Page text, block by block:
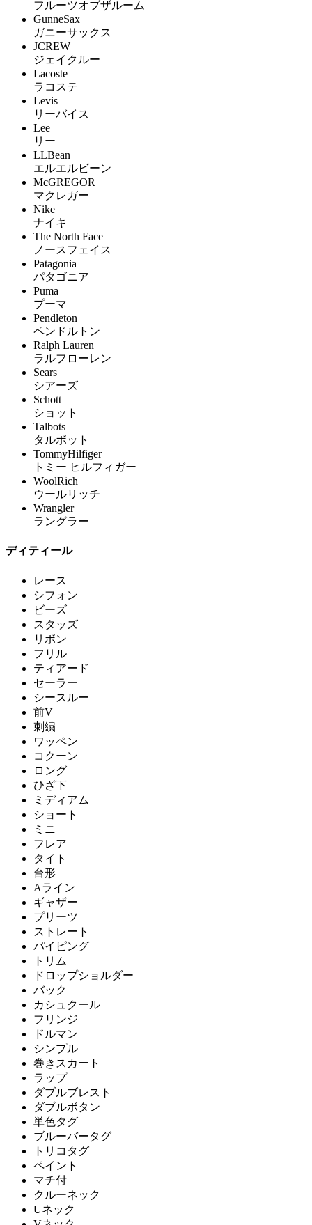
フルーツオブザルーム
GunneSax
ガニーサックス
JCREW
ジェイクルー
Lacoste
ラコステ
Levis
リーバイス
Lee
リー
LLBean
エルエルビーン
McGREGOR
マクレガー
Nike
ナイキ
The North Face
ノースフェイス
Patagonia
パタゴニア
Puma
プーマ
Pendleton
ペンドルトン
Ralph Lauren
ラルフローレン
Sears
シアーズ
Schott
ショット
Talbots
タルボット
TommyHilfiger
トミー ヒルフィガー
WoolRich
ウールリッチ
Wrangler
ラングラー
ディティール
レース
シフォン
ビーズ
スタッズ
リボン
フリル
ティアード
セーラー
シースルー
前V
刺繍
ワッペン
コクーン
ロング
ひざ下
ミディアム
ショート
ミニ
フレア
タイト
台形
Aライン
ギャザー
プリーツ
ストレート
パイピング
トリム
ドロップショルダー
バック
カシュクール
フリンジ
ドルマン
シンプル
巻きスカート
ラップ
ダブルブレスト
ダブルボタン
単色タグ
ブルーバータグ
トリコタグ
ペイント
マチ付
クルーネック
Uネック